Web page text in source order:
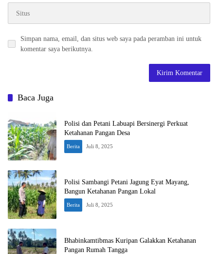
Simpan nama, email, dan situs web saya pada peramban ini untuk
komentar saya berikutnya.
Baca Juga
Polisi dan Petani Labuapi Bersinergi Perkuat
Ketahanan Pangan Desa
Berita Juli 8, 2025
Polisi Sambangi Petani Jagung Eyat Mayang,
Bangun Ketahanan Pangan Lokal
Berita Juli 8, 2025
Bhabinkamtibmas Kuripan Galakkan Ketahanan
Pangan Rumah Tangga